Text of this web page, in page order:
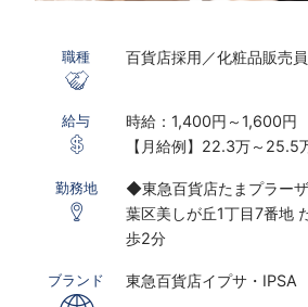
職種 百貨店採用／化粧品販売員
給与
時給：1,400円～1,600円
【月給例】22.3万～25.5
※研修期間あり
※時給は能力経験により
います
〇下記の場合は、割増し
勤務地
◆東急百貨店たまプラー
葉区美しが丘1丁目7番地
歩2分
ブランド 東急百貨店イプサ・IPSA